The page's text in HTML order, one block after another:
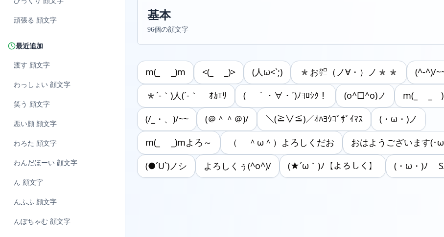
頑張る 顔文字
最近追加
渡す 顔文字
わっしょい 顔文字
笑う 顔文字
悪い顔 顔文字
わろた 顔文字
わんだほーい 顔文字
ん 顔文字
んふふ 顔文字
んぽちゃむ 顔文字
基本
96個の顔文字
m(_ _)m <(_ _)> (人ω<`;) *お㌍（ノ∀・）ノ** (^-^)/
*´-｀)人(´-｀ ｵｶｴﾘ ( ｀・∀・´)ﾉﾖﾛｼｸ！ (o^□^o)ノ m(_ _
(/_・、)/~~ (＠＾＾＠)/ ＼(≧∀≦)／ｵﾊﾖｳｺﾞｻﾞｲﾏｽ (・ω・)ノ
m(_ _)mよろ～ （ ＾ω＾）よろしくだお おはようございます(･
(●´U`)ノシ よろしくぅ(^o^)/ (★´ω｀)ﾉ【よろしく】 (・ω・)ﾉ